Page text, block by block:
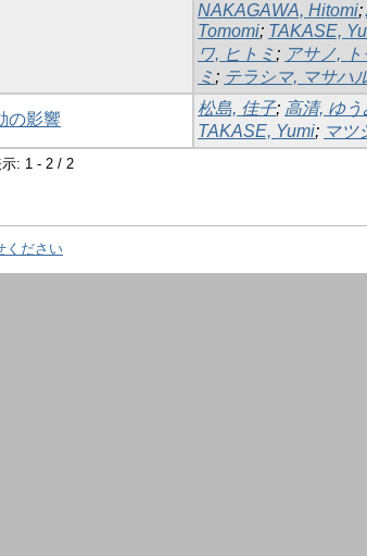
NAKAGAWA, Hitomi;
Tomomi; TAKASE,
ワ, ヒトミ ; アサノ, ト
ミ ; テラシマ, マサハ
の影響
松島, 佳子; 高清, ゆう
TAKASE, Yumi; マツ
: 1 - 2 / 2
ください